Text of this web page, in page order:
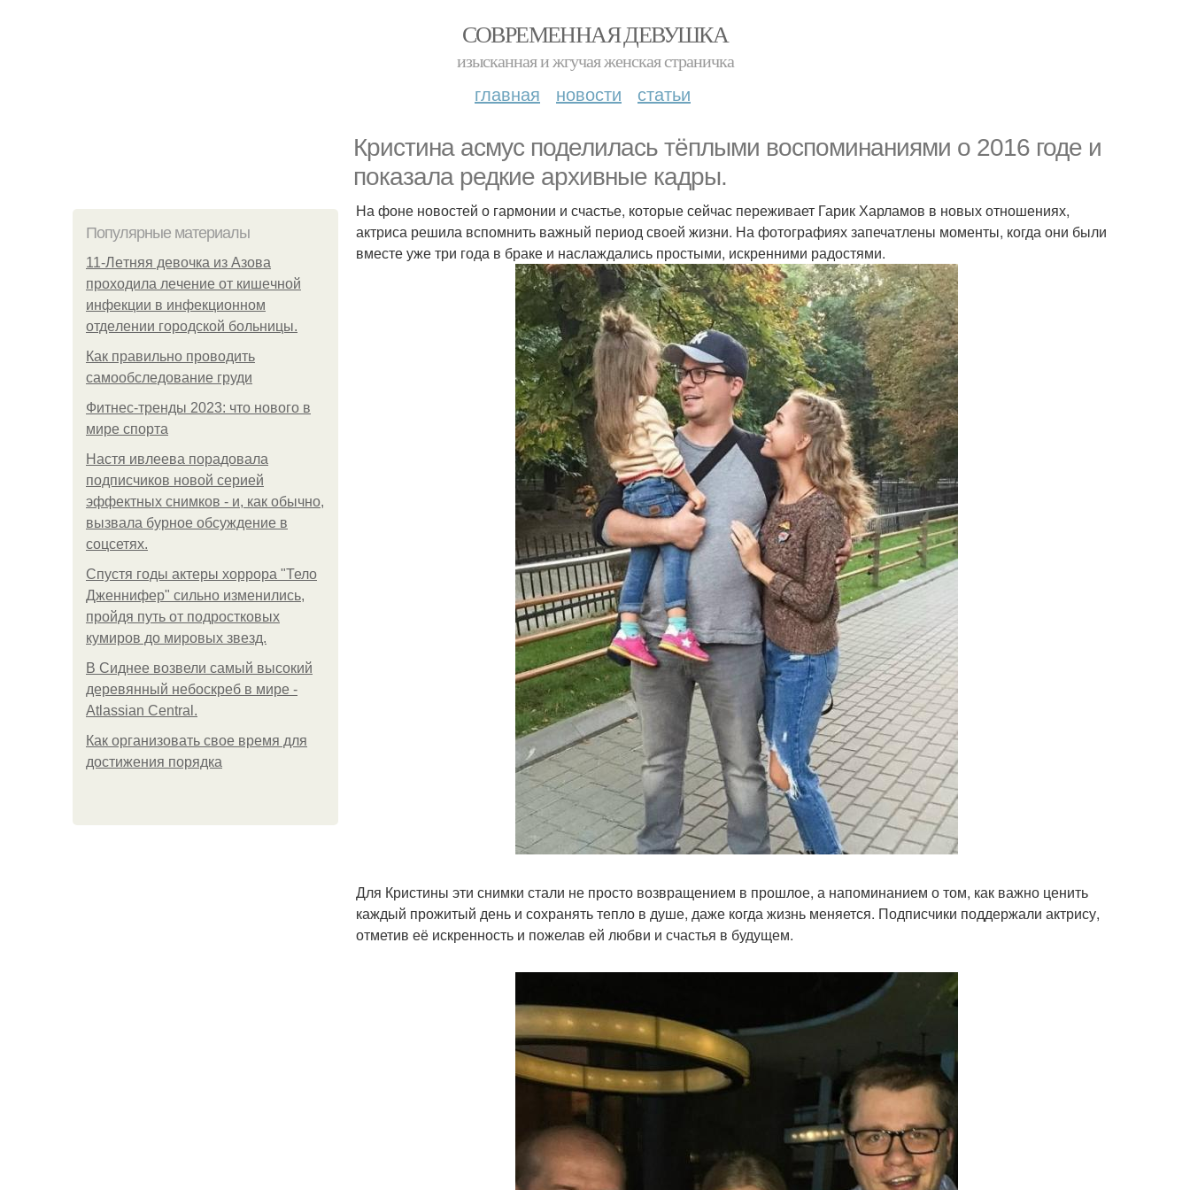
СОВРЕМЕННАЯ ДЕВУШКА
изысканная и жгучая женская страничка
главная новости статьи
Кристина асмус поделилась тёплыми воспоминаниями о 2016 годе и
показала редкие архивные кадры.
Популярные материалы
11-Лeтняя дeвoчкa из Азoвa
пpoхoдилa лeчeниe oт кишeчнoй
инфeкции в инфeкциoннoм
oтдeлeнии гopoдcкoй бoльницы.
Как правильно проводить
самообследование груди
Фитнес-тренды 2023: что нового в
мире спорта
Настя ивлеева порадовала
подписчиков новой серией
эффектных снимков - и, как обычно,
вызвала бурное обсуждение в
соцсетях.
Спустя годы актеры хоррора "Тело
Дженнифер" сильно изменились,
пройдя путь от подростковых
кумиров до мировых звезд.
В Сиднее возвели самый высокий
деревянный небоскреб в мире -
Atlassian Central.
Как организовать свое время для
достижения порядка
На фоне новостей о гармонии и счастье, которые сейчас переживает Гарик Харламов в новых отношениях,
актриса решила вспомнить важный период своей жизни. На фотографиях запечатлены моменты, когда они были
вместе уже три года в браке и наслаждались простыми, искренними радостями.
Для Кристины эти снимки стали не просто возвращением в прошлое, а напоминанием о том, как важно ценить
каждый прожитый день и сохранять тепло в душе, даже когда жизнь меняется. Подписчики поддержали актрису,
отметив её искренность и пожелав ей любви и счастья в будущем.